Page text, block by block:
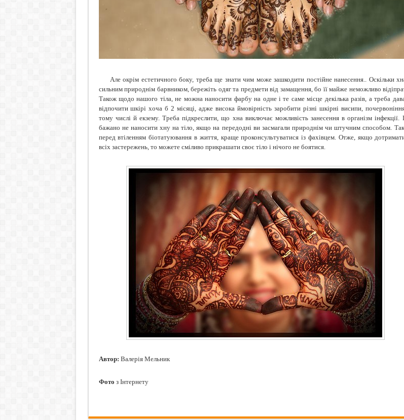
Але окрім естетичного боку, треба ще знати чим може зашкодити постійне нанесення.. Оскільки
сильним природнім барвником, бережіть одяг та предмети від замащення, бо її майже неможливо
Також щодо нашого тіла, не можна наносити фарбу на одне і те саме місце декілька разів, а треба
відпочити шкірі хоча б 2 місяці, адже висока ймовірність заробити різні шкірні висипи,
тому числі й екзему. Треба підкреслити, що хна виключає можливість занесення в організм
бажано не наносити хну на тіло, якщо на передодні ви засмагали природнім чи штучним способом.
перед втіленням біотатуювання в життя, краще проконсультуватися із фахівцем. Отже, якщо
всіх застережень, то можете сміливо прикрашати своє тіло і нічого не боятися.
Автор: Валерія Мельник
Фото з Інтернету